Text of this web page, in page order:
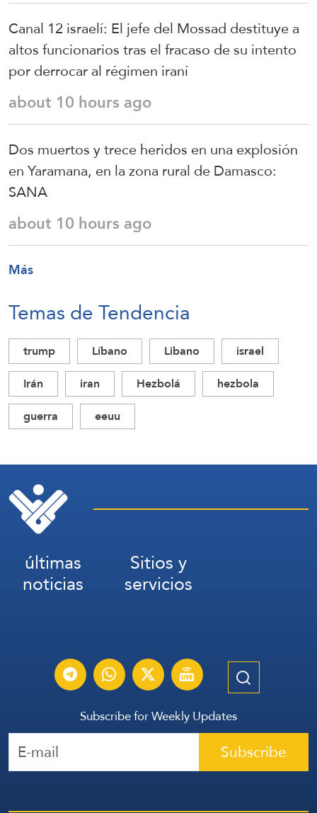
Canal 12 israelí: El jefe del Mossad destituye a
altos funcionarios tras el fracaso de su intento
por derrocar al régimen iraní
about 10 hours ago
Dos muertos y trece heridos en una explosión
en Yaramana, en la zona rural de Damasco:
SANA
about 10 hours ago
Más
Temas de Tendencia
trump Líbano Libano
israel
Irán
iran Hezbolá
hezbola
guerra
eeuu
últimas
noticias
Sitios y
servicios
Subscribe for Weekly Updates
Subscribe